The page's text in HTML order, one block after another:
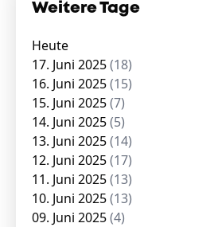
Weitere Tage
Heute
17. Juni 2025(18)
16. Juni 2025(15)
15. Juni 2025(7)
14. Juni 2025(5)
13. Juni 2025(14)
12. Juni 2025(17)
11. Juni 2025(13)
10. Juni 2025(13)
09. Juni 2025(4)